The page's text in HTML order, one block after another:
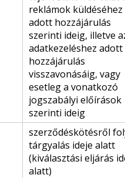
reklámok küldéséhez
adott hozzájárulás
szerinti ideig, illetve
adatkezeléshez adott
hozzájárulás
visszavonásáig, vagy
esetleg a vonatkozó
jogszabályi előírások
szerinti ideig
szerződéskötésről
tárgyalás ideje alatt
(kiválasztási eljárás
alatt)